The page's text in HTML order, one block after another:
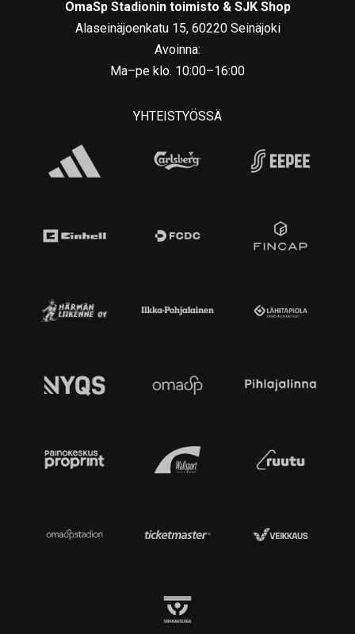
OmaSp Stadionin toimisto & SJK Shop
Alaseinäjoenkatu 15, 60220 Seinäjoki
Avoinna:
Ma–pe klo. 10:00–16:00
YHTEISTYÖSSÄ